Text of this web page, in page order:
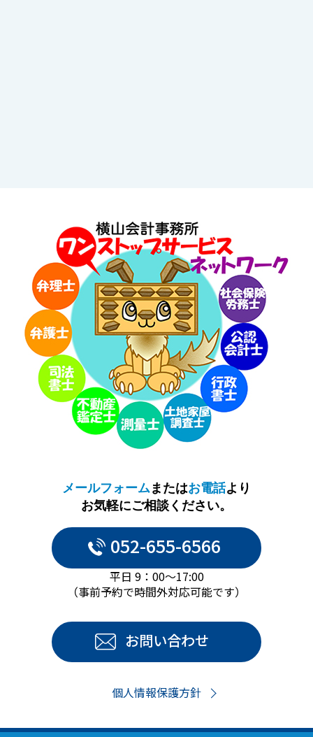
メールフォームまたはお電話より
お気軽にご相談ください。
052-655-6566
平日 9：00～17:00
（事前予約で時間外対応可能です）
お問い合わせ
個人情報保護方針